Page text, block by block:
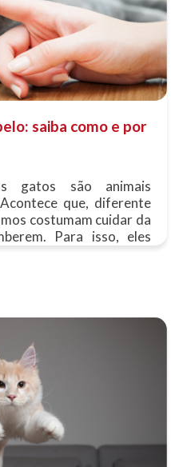
saiba como e por
gatos são animais
que, diferente
costumam cuidar da
Para isso, eles